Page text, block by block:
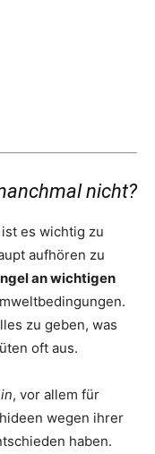
nicht?
es wichtig zu
aufhören zu
an wichtigen
zu geben, was
oft aus.
, vor allem für
wegen ihrer
haben.